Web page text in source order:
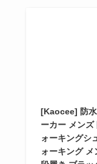
[Kaocee] 防
ーカー メンズ
ォーキングシ
ォーキング